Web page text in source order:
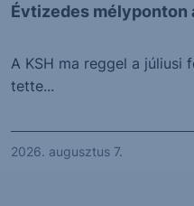
Évtizedes mélyponton
A KSH ma reggel a
tette...
2026. augusztus 7.